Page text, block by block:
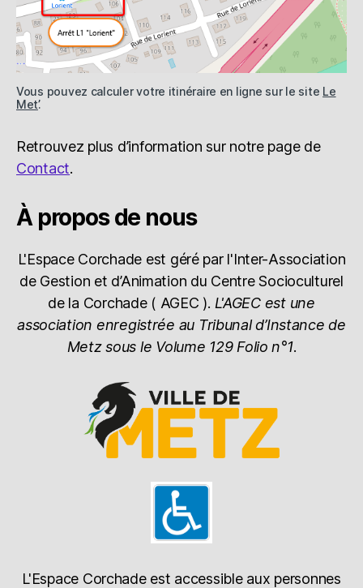
Vous pouvez calculer votre itinéraire en ligne sur le site Le
Met’.
Retrouvez plus d’information sur notre page de
Contact.
À propos de nous
L'Espace Corchade est géré par l'Inter-Association
de Gestion et d’Animation du Centre Socioculturel
de la Corchade ( AGEC ). L'AGEC est une
association enregistrée au Tribunal d’Instance de
Metz sous le Volume 129 Folio n°1.
L'Espace Corchade est accessible aux personnes